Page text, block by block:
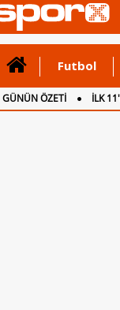
Futbol
GÜNÜN ÖZETİ İLK
CANLI ANLATIM